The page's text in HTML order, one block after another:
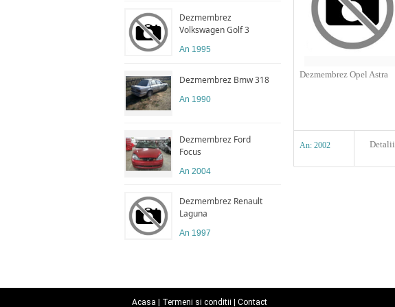
Dezmembrez
Volkswagen Golf 3
An 1995
Dezmembrez Bmw 318
An 1990
Dezmembrez Ford
Focus
An 2004
Dezmembrez Renault
Laguna
An 1997
Dezmembrez Opel Astra
An: 2002 Detalii
Acasa Termeni si conditii Contact